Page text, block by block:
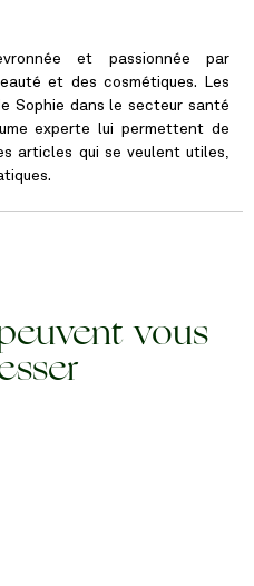
et passionnée par
et des cosmétiques. Les
Sophie dans le secteur santé
experte lui permettent de
articles qui se veulent utiles,
vous